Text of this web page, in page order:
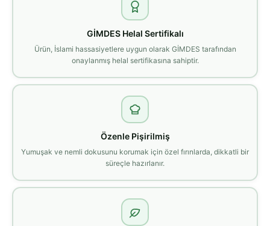
GİMDES Helal Sertifikalı
Ürün, İslami hassasiyetlere uygun olarak GİMDES tarafından
onaylanmış helal sertifikasına sahiptir.
Özenle Pişirilmiş
Yumuşak ve nemli dokusunu korumak için özel fırınlarda, dikkatli bir
süreçle hazırlanır.